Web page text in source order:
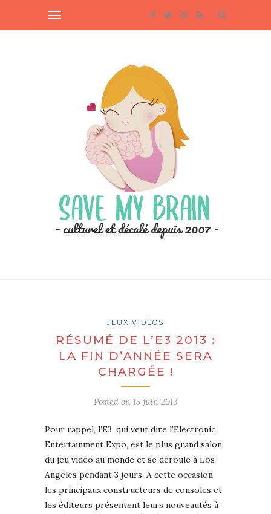
JEUX VIDÉOS
RÉSUMÉ DE L’E3 2013 :
LA FIN D’ANNÉE SERA
CHARGÉE !
Posted on 15 juin 2013
Pour rappel, l’E3, qui veut dire l’Electronic
Entertainment Expo, est le plus grand salon
du jeu vidéo au monde et se déroule à Los
Angeles pendant 3 jours. A cette occasion
les principaux constructeurs de consoles et
les éditeurs présentent leurs nouveautés à